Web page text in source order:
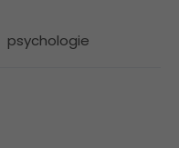
psychologie